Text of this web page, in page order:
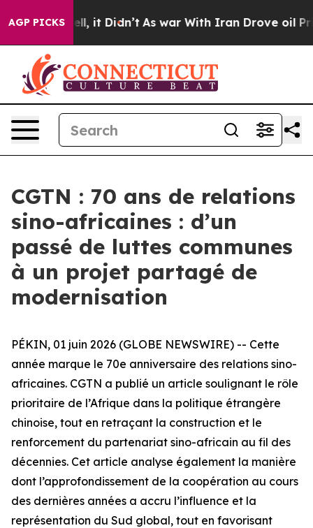
AGP PICKS
Well, it Didn’t As war With Iran Drove oil Prices
CGTN : 70 ans de relations
sino-africaines : d’un
passé de luttes communes
à un projet partagé de
modernisation
PÉKIN, 01 juin 2026 (GLOBE NEWSWIRE) -- Cette
année marque le 70e anniversaire des relations sino-
africaines. CGTN a publié un article soulignant le rôle
prioritaire de l’Afrique dans la politique étrangère
chinoise, tout en retraçant la construction et le
renforcement du partenariat sino-africain au fil des
décennies. Cet article analyse également la manière
dont l’approfondissement de la coopération au cours
des dernières années a accru l’influence et la
représentation du Sud global, tout en favorisant